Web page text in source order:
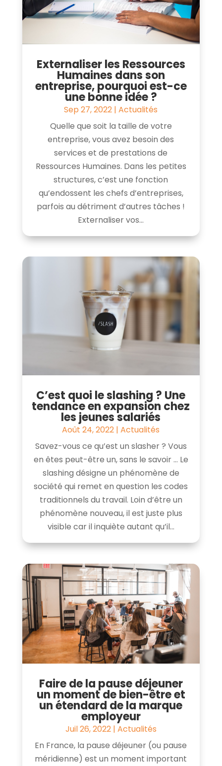
Externaliser les Ressources
Humaines dans son
entreprise, pourquoi est-ce
une bonne idée ?
Sep 27, 2022 |Actualités
Quelle que soit la taille de votre
entreprise, vous avez besoin des
services et de prestations de
Ressources Humaines. Dans les petites
structures, c’est une fonction
qu’endossent les chefs d’entreprises,
parfois au détriment d’autres tâches !
Externaliser vos...
C’est quoi le slashing ? Une
tendance en expansion chez
les jeunes salariés
Août 24, 2022 |Actualités
Savez-vous ce qu’est un slasher ? Vous
en êtes peut-être un, sans le savoir … Le
slashing désigne un phénomène de
société qui remet en question les codes
traditionnels du travail. Loin d’être un
phénomène nouveau, il est juste plus
visible car il inquiète autant qu’il...
Faire de la pause déjeuner
un moment de bien-être et
un étendard de la marque
employeur
Juil 26, 2022| Actualités
En France, la pause déjeuner (ou pause
méridienne) est un moment important